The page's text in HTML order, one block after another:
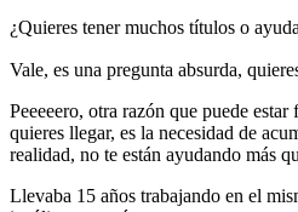
¿Quieres tener muchos títulos o
Vale, es una pregunta absurda,
Peeeeero, otra razón que puede
quieres llegar, es la necesidad de
realidad, no te están ayudando más
Llevaba 15 años trabajando en el